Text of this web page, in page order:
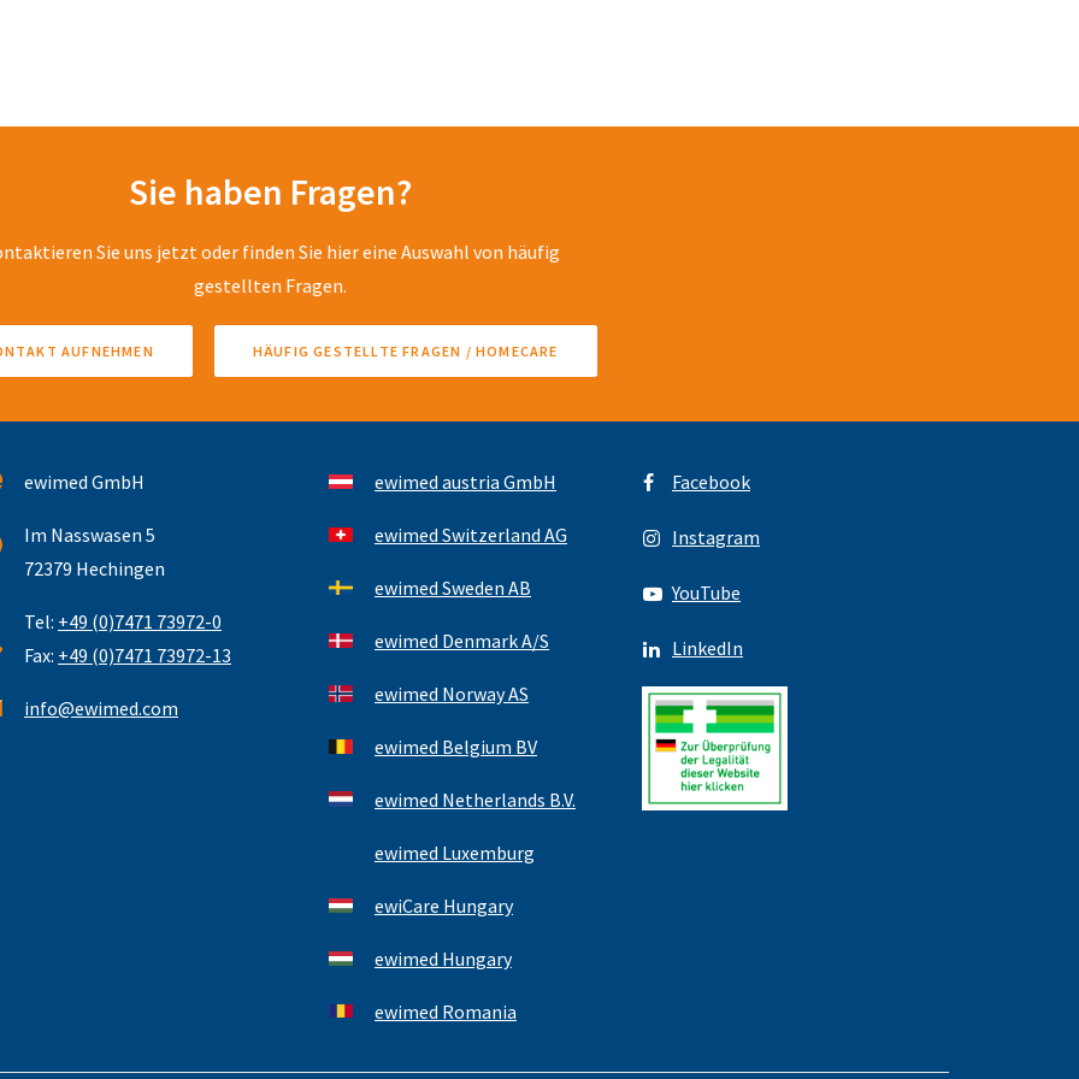
Sie haben Fragen?
Sie uns jetzt oder finden Sie hier eine Auswahl von häufig
gestellten Fragen.
AUFNEHMEN HÄUFIG GESTELLTE FRAGEN / HOMECARE
ewimed GmbH
Im Nasswasen 5
72379 Hechingen
Tel: +49 (0)7471 73972-0
Fax: +49 (0)7471 73972-13
info@ewimed.com
ewimed austria GmbH
ewimed Switzerland AG
ewimed Sweden AB
ewimed Denmark A/S
ewimed Norway AS
ewimed Belgium BV
ewimed Netherlands B.V.
ewimed Luxemburg
ewiCare Hungary
ewimed Hungary
ewimed Romania
Facebook
Instagram
YouTube
LinkedIn